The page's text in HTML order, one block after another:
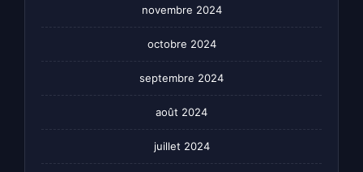
novembre 2024
octobre 2024
septembre 2024
août 2024
juillet 2024